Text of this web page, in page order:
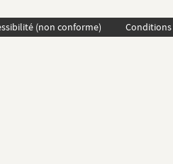
(non conforme)